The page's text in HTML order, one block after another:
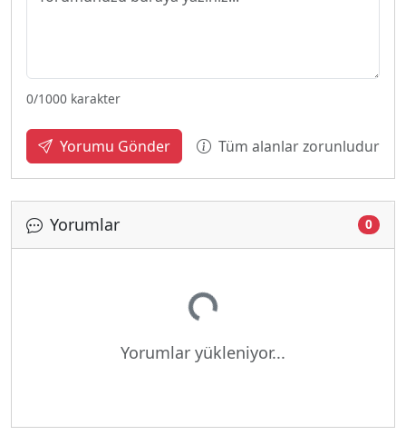
0/1000 karakter
Yorumu Gönder Tüm alanlar zorunludur
Yorumlar 0
Yükleniyor...
Yorumlar yükleniyor...